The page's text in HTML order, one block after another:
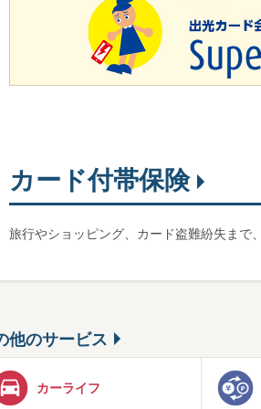
カード付帯保険
旅行やショッピング、カード盗難紛失まで
他のサービス
カーライフ